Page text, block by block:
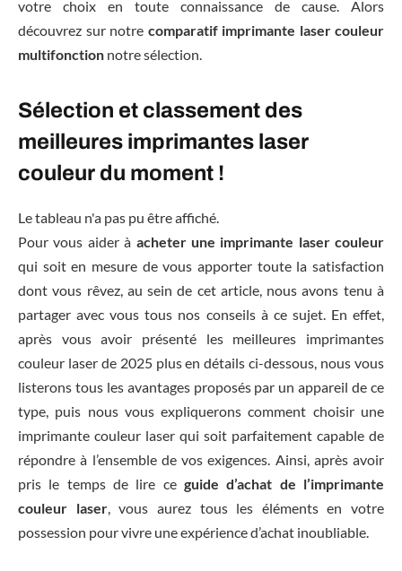
votre choix en toute connaissance de cause. Alors
découvrez sur notre comparatif imprimante laser couleur
multifonction notre sélection.
Sélection et classement des
meilleures imprimantes laser
couleur du moment !
Le tableau n'a pas pu être affiché.
Pour vous aider à acheter une imprimante laser couleur
qui soit en mesure de vous apporter toute la satisfaction
dont vous rêvez, au sein de cet article, nous avons tenu à
partager avec vous tous nos conseils à ce sujet. En effet,
après vous avoir présenté les meilleures imprimantes
couleur laser de 2025 plus en détails ci-dessous, nous vous
listerons tous les avantages proposés par un appareil de ce
type, puis nous vous expliquerons comment choisir une
imprimante couleur laser qui soit parfaitement capable de
répondre à l’ensemble de vos exigences. Ainsi, après avoir
pris le temps de lire ce guide d’achat de l’imprimante
couleur laser, vous aurez tous les éléments en votre
possession pour vivre une expérience d’achat inoubliable.